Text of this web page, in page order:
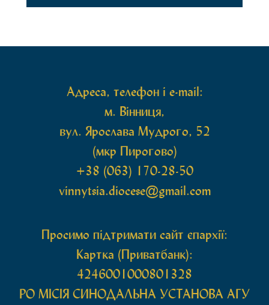
Адреса, телефон і e-mail:
м. Вінниця,
вул. Ярослава Мудрого, 52
(мкр Пирогово)
+38 (063) 170-28-50
vinnytsia.diocese@gmail.com
Просимо підтримати сайт єпархії:
Картка (Приватбанк):
4246001000801328
РО МIСIЯ СИНОДАЛЬНА УСТАНОВА АГУ